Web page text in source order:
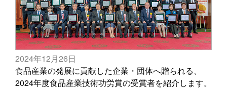
2024年12月26日
食品産業の発展に貢献した企業・団体へ贈られる、
2024年度食品産業技術功労賞の受賞者を紹介します。